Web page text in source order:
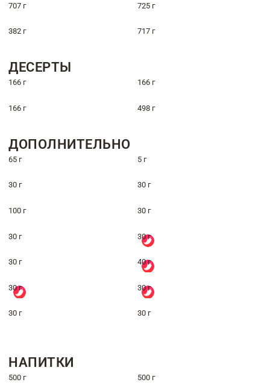
707 г 725 г
382 г 717 г
ДЕСЕРТЫ
166 г 166 г
166 г 498 г
ДОПОЛНИТЕЛЬНО
65 г 5 г
30 г 30 г
100 г 30 г
30 г 30 г
30 г 40 г
30 г 30 г
30 г 30 г
НАПИТКИ
500 г 500 г